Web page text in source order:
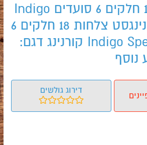
סט צלחות 18 חלקים 6 סועדים Indigo
Speckle קורנינגסט צלחות 18 חלקים 6
סועדים Indigo Speckle קורנינג דגם:
דירוג גולשים